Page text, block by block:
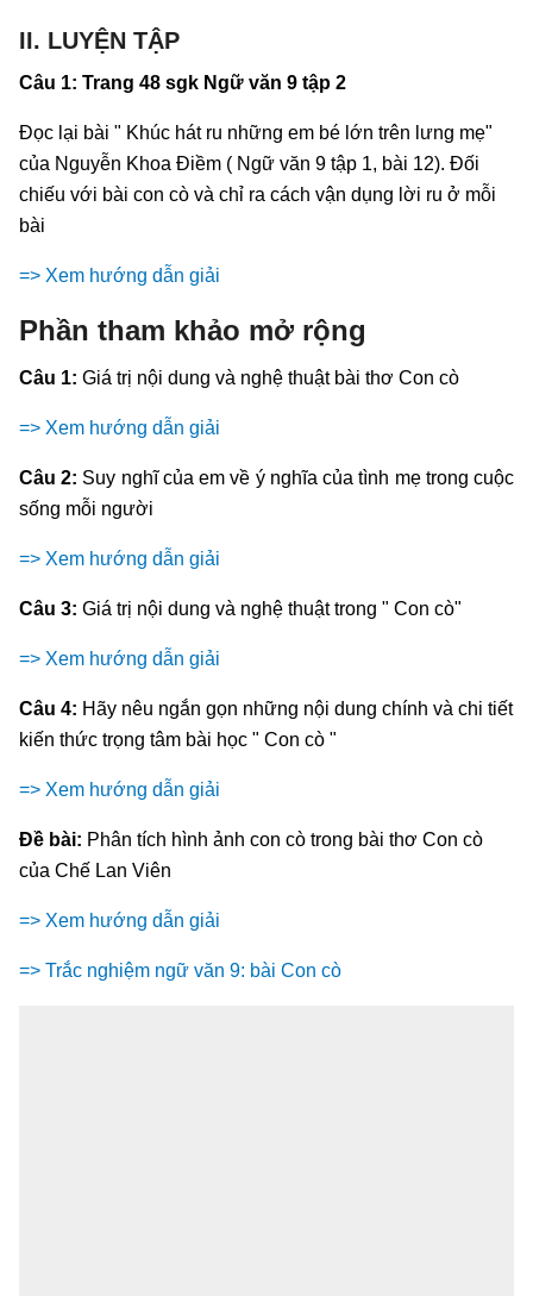
II. LUYỆN TẬP
Câu 1: Trang 48 sgk Ngữ văn 9 tập 2
Đọc lại bài " Khúc hát ru những em bé lớn trên lưng mẹ"
của Nguyễn Khoa Điềm ( Ngữ văn 9 tập 1, bài 12). Đối
chiếu với bài con cò và chỉ ra cách vận dụng lời ru ở mỗi
bài
=> Xem hướng dẫn giải
Phần tham khảo mở rộng
Câu 1: Giá trị nội dung và nghệ thuật bài thơ Con cò
=> Xem hướng dẫn giải
Câu 2: Suy nghĩ của em về ý nghĩa của tình mẹ trong cuộc
sống mỗi người
=> Xem hướng dẫn giải
Câu 3: Giá trị nội dung và nghệ thuật trong " Con cò"
=> Xem hướng dẫn giải
Câu 4: Hãy nêu ngắn gọn những nội dung chính và chi tiết
kiến thức trọng tâm bài học " Con cò "
=> Xem hướng dẫn giải
Đề bài: Phân tích hình ảnh con cò trong bài thơ Con cò
của Chế Lan Viên
=> Xem hướng dẫn giải
=> Trắc nghiệm ngữ văn 9: bài Con cò